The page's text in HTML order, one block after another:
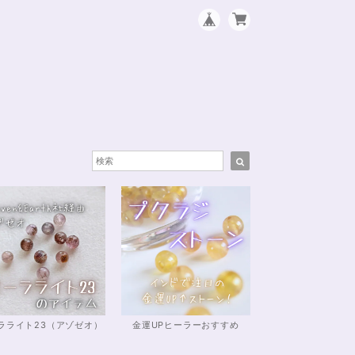
ライト23（アゾゼオ） 金運UPヒーラーおすすめ